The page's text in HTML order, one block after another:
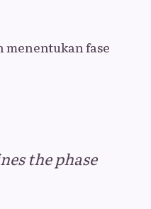
menentukan fase
the phase